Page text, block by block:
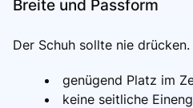
Breite und Passform
Der Schuh sollte nie
genügend Platz im
keine seitliche